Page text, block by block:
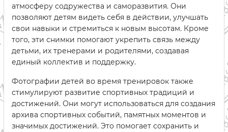
атмосферу содружества и саморазвития. Они
позволяют детям видеть себя в действии, улучшать
свои навыки и стремиться к новым высотам. Кроме
того, эти снимки помогают укрепить связь между
детьми, их тренерами и родителями, создавая
единый коллектив и поддержку.
Фотографии детей во время тренировок также
стимулируют развитие спортивных традиций и
достижений. Они могут использоваться для создания
архива спортивных событий, памятных моментов и
значимых достижений. Это помогает сохранить и